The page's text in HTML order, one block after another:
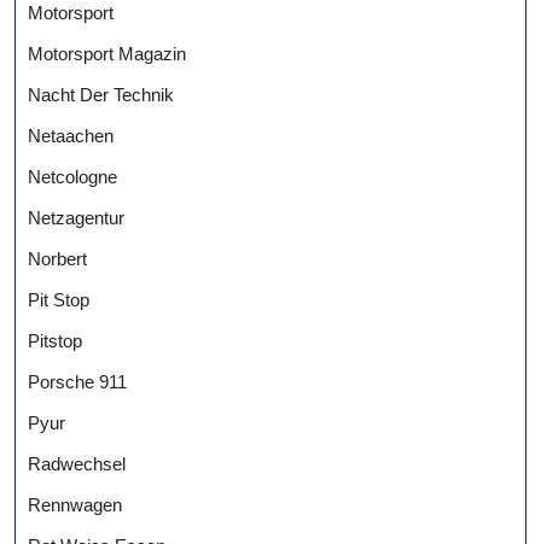
Motorsport
Motorsport Magazin
Nacht Der Technik
Netaachen
Netcologne
Netzagentur
Norbert
Pit Stop
Pitstop
Porsche 911
Pyur
Radwechsel
Rennwagen